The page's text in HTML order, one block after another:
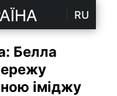
RU
Белла
іміджу